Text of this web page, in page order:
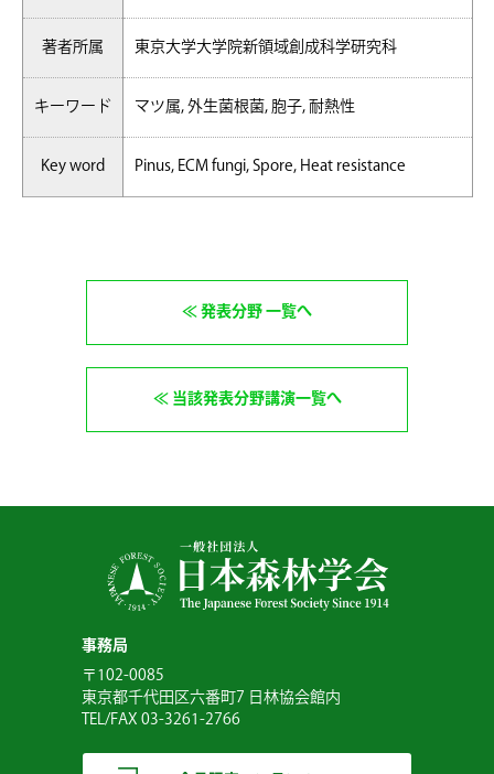
著者所属 東京大学大学院新領域創成科学研究科
キーワード マツ属, 外生菌根菌, 胞子, 耐熱性
Key word Pinus, ECM fungi, Spore, Heat resistance
発表分野 一覧へ
当該発表分野講演一覧へ
事務局
〒102-0085
東京都千代田区六番町7 日林協会館内
TEL/FAX 03-3261-2766